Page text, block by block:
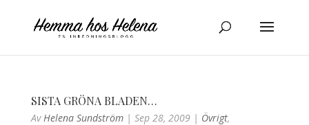
SISTA GRÖNA BLADEN…
AvHelena Sundström| Sep 28, 2009| Övrigt,